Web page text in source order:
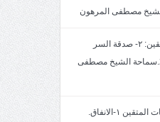
خطبة الجمعة: سمات المتقين: ٢- صدقة السر
والعلن.. بتاريخ29/1/1446.سماحة الشيخ مصطفى
خطبة الجمعة بعنوان: سمات المتقين ١-الانفاق.